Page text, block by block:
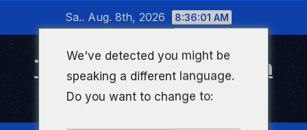
wechseln
Sa.. Aug. 8th, 2026 8:36:01 AM
Timeline Bad Kreuznach
Infonetzwerk für Bad Kreuznach
We've detected you might be
speaking a different language.
Do you want to change to: